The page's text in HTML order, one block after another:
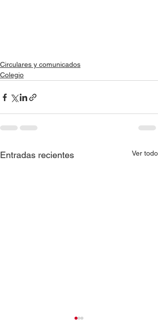
Circulares y comunicados
Colegio
Entradas recientes Ver todo